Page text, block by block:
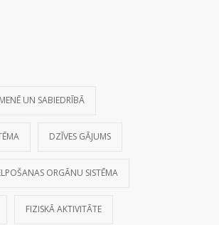
UN SABIEDRĪBĀ
DZĪVES GĀJUMS
ORGĀNU SISTĒMA
FIZISKĀ AKTIVITĀTE